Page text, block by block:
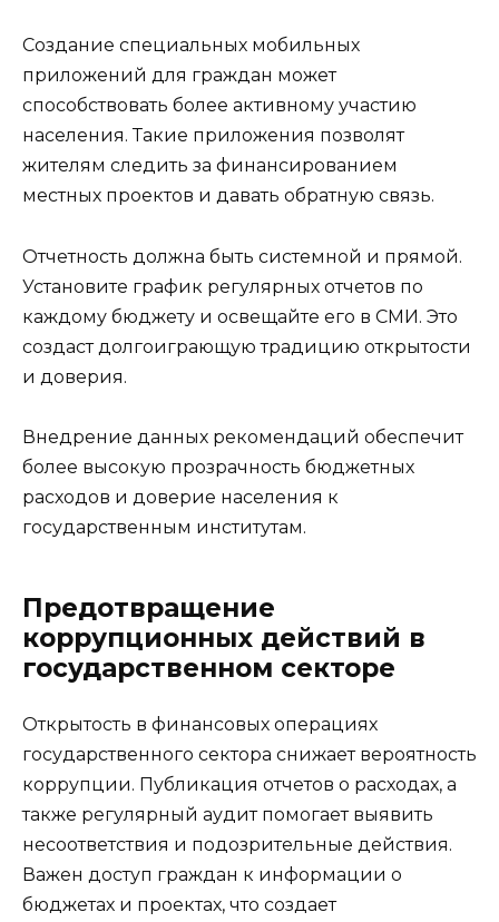
Создание специальных мобильных
приложений для граждан может
способствовать более активному участию
населения. Такие приложения позволят
жителям следить за финансированием
местных проектов и давать обратную связь.
Отчетность должна быть системной и прямой.
Установите график регулярных отчетов по
каждому бюджету и освещайте его в СМИ. Это
создаст долгоиграющую традицию открытости
и доверия.
Внедрение данных рекомендаций обеспечит
более высокую прозрачность бюджетных
расходов и доверие населения к
государственным институтам.
Предотвращение
коррупционных действий в
государственном секторе
Открытость в финансовых операциях
государственного сектора снижает вероятность
коррупции. Публикация отчетов о расходах, а
также регулярный аудит помогает выявить
несоответствия и подозрительные действия.
Важен доступ граждан к информации о
бюджетах и проектах, что создает